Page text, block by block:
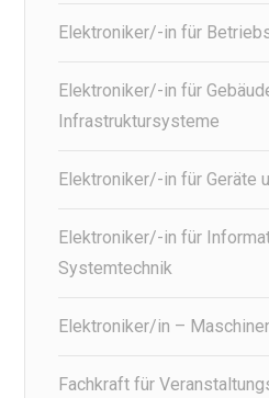
Elektroniker/-in für
Elektroniker/-in für
Infrastruktursysteme
Elektroniker/-in für Geräte
Elektroniker/-in für
Systemtechnik
Elektroniker/in –
Fachkraft für